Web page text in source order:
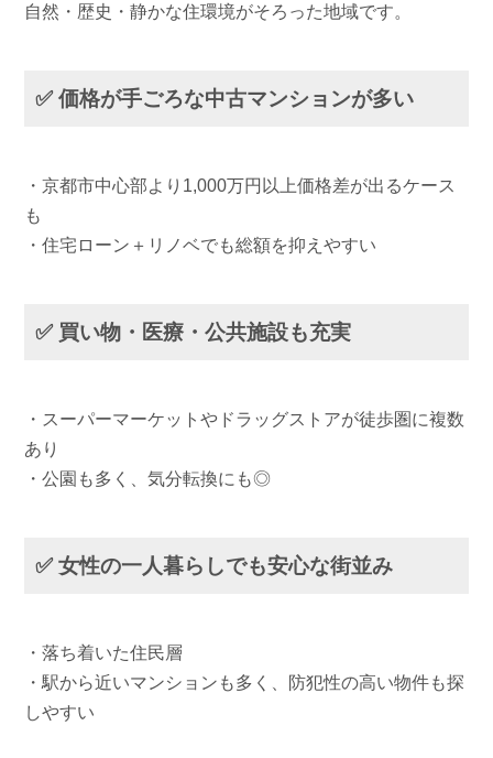
自然・歴史・静かな住環境がそろった地域です。
✅ 価格が手ごろな中古マンションが多い
・京都市中心部より1,000万円以上価格差が出るケース
も
・住宅ローン＋リノベでも総額を抑えやすい
✅ 買い物・医療・公共施設も充実
・スーパーマーケットやドラッグストアが徒歩圏に複数
あり
・公園も多く、気分転換にも◎
✅ 女性の一人暮らしでも安心な街並み
・落ち着いた住民層
・駅から近いマンションも多く、防犯性の高い物件も探
しやすい